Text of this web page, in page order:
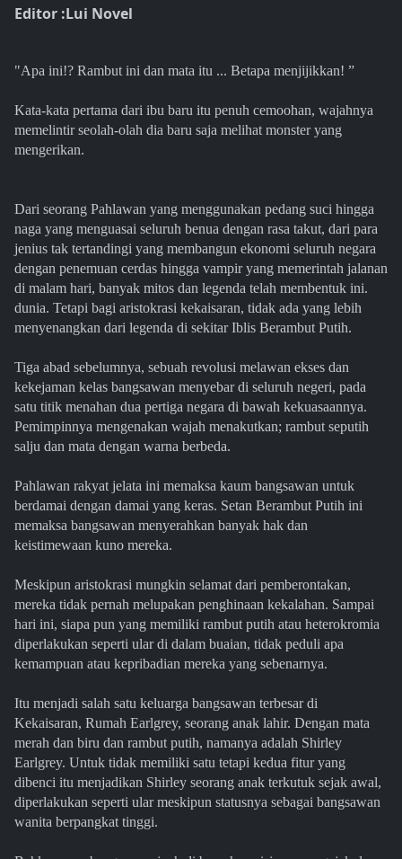
Editor :Lui Novel
"Apa ini!? Rambut ini dan mata itu ... Betapa menjijikkan! ”
Kata-kata pertama dari ibu baru itu penuh cemoohan, wajahnya
memelintir seolah-olah dia baru saja melihat monster yang
mengerikan.
Dari seorang Pahlawan yang menggunakan pedang suci hingga
naga yang menguasai seluruh benua dengan rasa takut, dari para
jenius tak tertandingi yang membangun ekonomi seluruh negara
dengan penemuan cerdas hingga vampir yang memerintah jalanan
di malam hari, banyak mitos dan legenda telah membentuk ini.
dunia. Tetapi bagi aristokrasi kekaisaran, tidak ada yang lebih
menyenangkan dari legenda di sekitar Iblis Berambut Putih.
Tiga abad sebelumnya, sebuah revolusi melawan ekses dan
kekejaman kelas bangsawan menyebar di seluruh negeri, pada
satu titik menahan dua pertiga negara di bawah kekuasaannya.
Pemimpinnya mengenakan wajah menakutkan; rambut seputih
salju dan mata dengan warna berbeda.
Pahlawan rakyat jelata ini memaksa kaum bangsawan untuk
berdamai dengan damai yang keras. Setan Berambut Putih ini
memaksa bangsawan menyerahkan banyak hak dan
keistimewaan kuno mereka.
Meskipun aristokrasi mungkin selamat dari pemberontakan,
mereka tidak pernah melupakan penghinaan kekalahan. Sampai
hari ini, siapa pun yang memiliki rambut putih atau heterokromia
diperlakukan seperti ular di dalam buaian, tidak peduli apa
kemampuan atau kepribadian mereka yang sebenarnya.
Itu menjadi salah satu keluarga bangsawan terbesar di
Kekaisaran, Rumah Earlgrey, seorang anak lahir. Dengan mata
merah dan biru dan rambut putih, namanya adalah Shirley
Earlgrey. Untuk tidak memiliki satu tetapi kedua fitur yang
dibenci itu menjadikan Shirley seorang anak terkutuk sejak awal,
diperlakukan seperti ular meskipun statusnya sebagai bangsawan
wanita berpangkat tinggi.